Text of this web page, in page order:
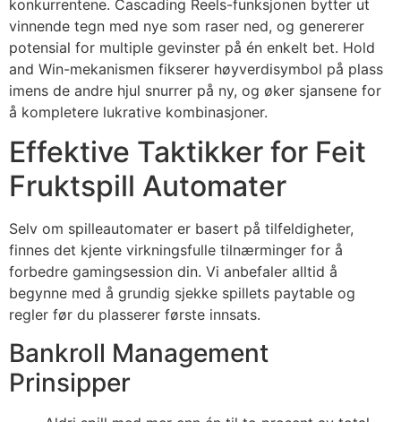
konkurrentene. Cascading Reels-funksjonen bytter ut
vinnende tegn med nye som raser ned, og genererer
potensial for multiple gevinster på én enkelt bet. Hold
and Win-mekanismen fikserer høyverdisymbol på plass
imens de andre hjul snurrer på ny, og øker sjansene for
å kompletere lukrative kombinasjoner.
Effektive Taktikker for Feit
Fruktspill Automater
Selv om spilleautomater er basert på tilfeldigheter,
finnes det kjente virkningsfulle tilnærminger for å
forbedre gamingsession din. Vi anbefaler alltid å
begynne med å grundig sjekke spillets paytable og
regler før du plasserer første innsats.
Bankroll Management
Prinsipper